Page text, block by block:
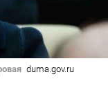
duma.gov.ru